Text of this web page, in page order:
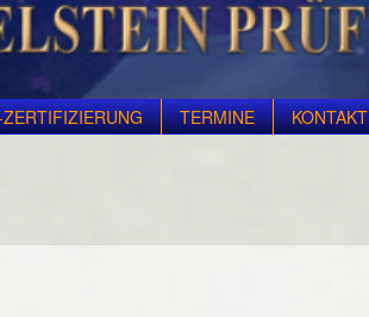
ZERTIFIZIERUNG TERMINE KONTAKT